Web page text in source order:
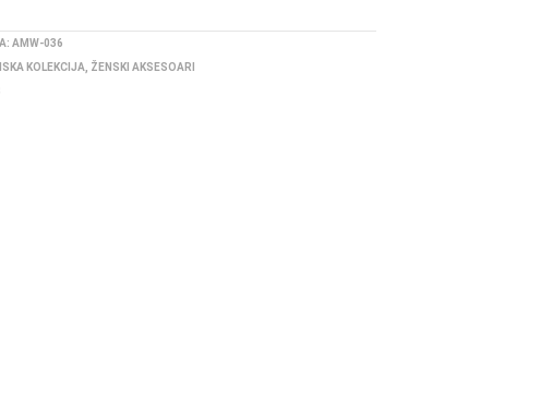
AMW-036
KOLEKCIJA
ŽENSKI AKSESOARI